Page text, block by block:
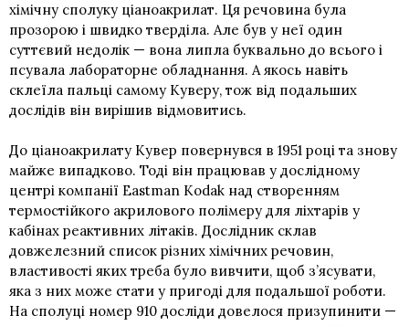
хімічну сполуку ціаноакрилат. Ця речовина була
прозорою і швидко тверділа. Але був у неї один
суттєвий недолік — вона липла буквально до всього і
псувала лабораторне обладнання. А якось навіть
склеїла пальці самому Куверу, тож від подальших
дослідів він вирішив відмовитись.
До ціаноакрилату Кувер повернувся в 1951 році та знову
майже випадково. Тоді він працював у дослідному
центрі компанії Eastman Kodak над створенням
термостійкого акрилового полімеру для ліхтарів у
кабінах реактивних літаків. Дослідник склав
довжелезний список різних хімічних речовин,
властивості яких треба було вивчити, щоб з’ясувати,
яка з них може стати у пригоді для подальшої роботи.
На сполуці номер 910 досліди довелося призупинити —